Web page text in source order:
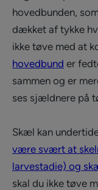
hovedbunden,
dækket af tykke
ikke tøve med at
hovedbund er
sammen og er
ses sjældnere på
Skæl kan
være svært at
larvestadie) og
skal du ikke tøve